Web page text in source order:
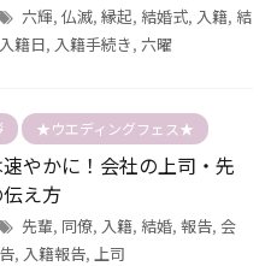
六輝, 仏滅, 縁起, 結婚式, 入籍, 結
入籍日, 入籍手続き, 六曜
★ウエディングフェス★
やかに！会社の上司・先
え方
先輩, 同僚, 入籍, 結婚, 報告, 会
, 入籍報告, 上司